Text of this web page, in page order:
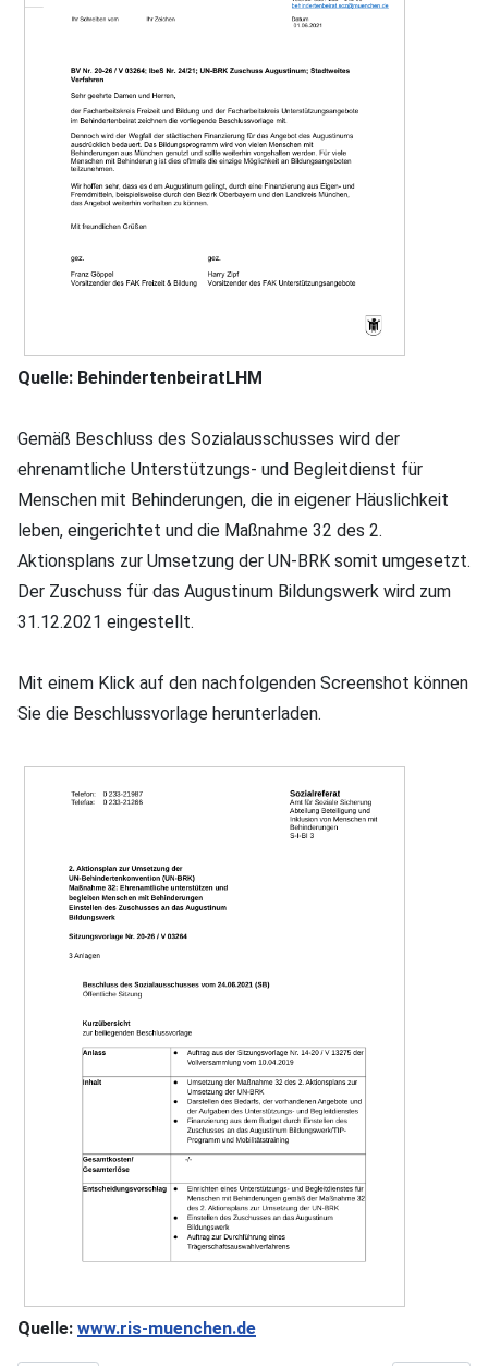
Quelle: BehindertenbeiratLHM
Gemäß Beschluss des Sozialausschusses wird der
ehrenamtliche Unterstützungs- und Begleitdienst für
Menschen mit Behinderungen, die in eigener Häuslichkeit
leben, eingerichtet und die Maßnahme 32 des 2.
Aktionsplans zur Umsetzung der UN-BRK somit umgesetzt.
Der Zuschuss für das Augustinum Bildungswerk wird zum
31.12.2021 eingestellt.
Mit einem Klick auf den nachfolgenden Screenshot können
Sie die Beschlussvorlage herunterladen.
Quelle: www.ris-muenchen.de